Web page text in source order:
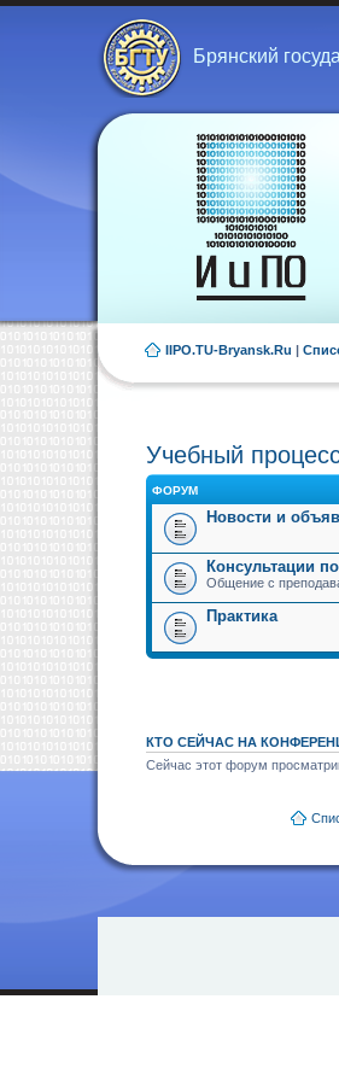
Брянский
IIPO.TU-Bryansk.Ru |
Учебный
ФОРУМ
Новости и
Консультации
Общение с
Практика
КТО СЕЙЧАС НА
Сейчас этот форум